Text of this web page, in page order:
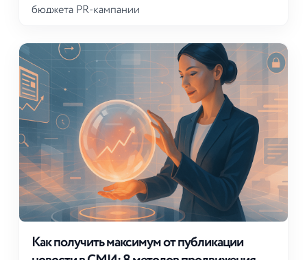
бюджета PR-кампании
Как получить максимум от публикации